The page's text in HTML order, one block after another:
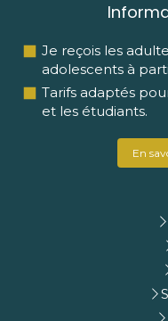
Je reçois les
adolescents à
Tarifs adaptés
et les étudiants.
En